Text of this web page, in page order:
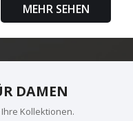
MEHR SEHEN
DAMEN
Kollektionen.